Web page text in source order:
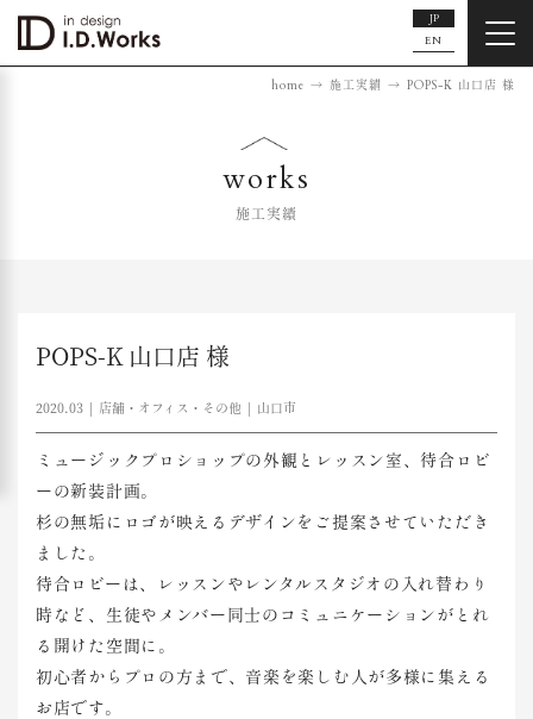
JP
EN
home 施工実績 POPS-K 山口店 様
works
施工実績
POPS-K 山口店 様
2020.03 店舗・オフィス・その他 山口市
ミュージックプロショップの外観とレッスン室、待合ロビ
ーの新装計画。
杉の無垢にロゴが映えるデザインをご提案させていただき
ました。
待合ロビーは、レッスンやレンタルスタジオの入れ替わり
時など、生徒やメンバー同士のコミュニケーションがとれ
る開けた空間に。
初心者からプロの方まで、音楽を楽しむ人が多様に集える
お店です。